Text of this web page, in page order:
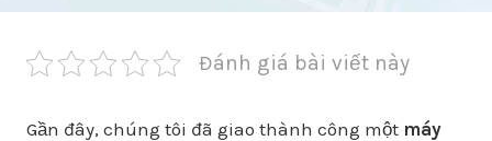
Đánh giá bài viết này
Gần đây, chúng tôi đã giao thành công một máy